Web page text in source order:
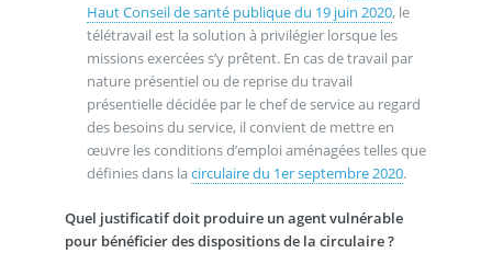
Haut Conseil de santé publique du 19 juin 2020, le
télétravail est la solution à privilégier lorsque les
missions exercées s’y prêtent. En cas de travail par
nature présentiel ou de reprise du travail
présentielle décidée par le chef de service au regard
des besoins du service, il convient de mettre en
œuvre les conditions d’emploi aménagées telles que
définies dans la circulaire du 1er septembre 2020.
Quel justificatif doit produire un agent vulnérable
pour bénéficier des dispositions de la circulaire ?